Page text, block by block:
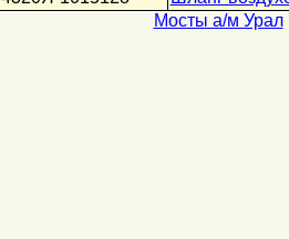
Мосты а/м Урал